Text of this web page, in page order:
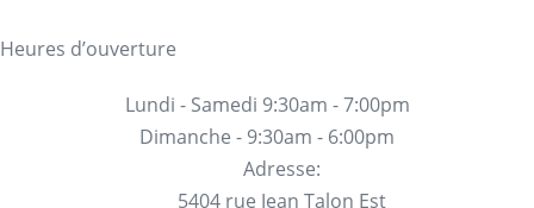
Heures d’ouverture
Lundi - Samedi 9:30am - 7:00pm
Dimanche - 9:30am - 6:00pm
Adresse:
5404 rue Jean Talon Est